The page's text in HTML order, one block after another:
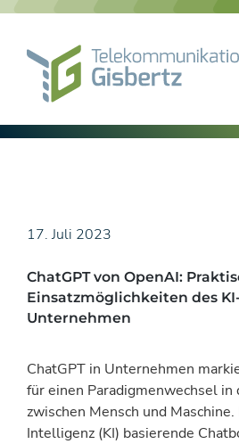
Skip
17. Juli 2023
ChatGPT von OpenAI:
Einsatzmöglichkeiten des
Unternehmen
ChatGPT in Unternehmen
für einen Paradigmenwechsel in
zwischen Mensch und
Intelligenz (KI) basierende